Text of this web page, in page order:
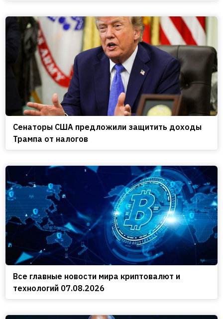
Сенаторы США предложили защитить доходы
Трампа от налогов
Все главные новости мира криптовалют и
технологий 07.08.2026